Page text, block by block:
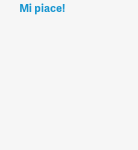
Mi piace!